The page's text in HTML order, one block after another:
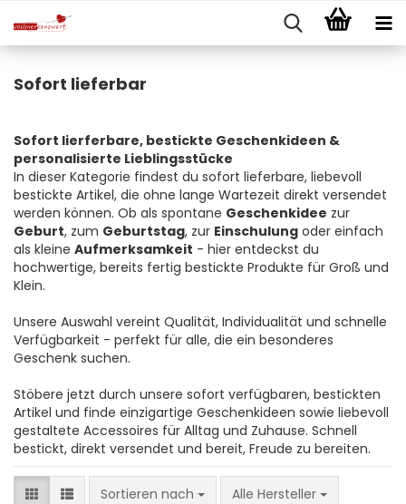
Sofort lieferbar
Sofort lierferbare, bestickte Geschenkideen &
personalisierte Lieblingsstücke
In dieser Kategorie findest du sofort lieferbare, liebevoll
bestickte Artikel, die ohne lange Wartezeit direkt versendet
werden können. Ob als spontane Geschenkidee zur
Geburt, zum Geburtstag, zur Einschulung oder einfach
als kleine Aufmerksamkeit - hier entdeckst du
hochwertige, bereits fertig bestickte Produkte für Groß und
Klein.
Unsere Auswahl vereint Qualität, Individualität und schnelle
Verfügbarkeit - perfekt für alle, die ein besonderes
Geschenk suchen.
Stöbere jetzt durch unsere sofort verfügbaren, bestickten
Artikel und finde einzigartige Geschenkideen sowie liebevoll
gestaltete Accessoires für Alltag und Zuhause. Schnell
bestickt, direkt versendet und bereit, Freude zu bereiten.
Sortieren nach
Sortieren nach Alle Hersteller